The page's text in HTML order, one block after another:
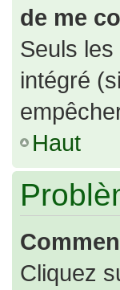
de me
Seuls
intégré
Haut
Cliquez